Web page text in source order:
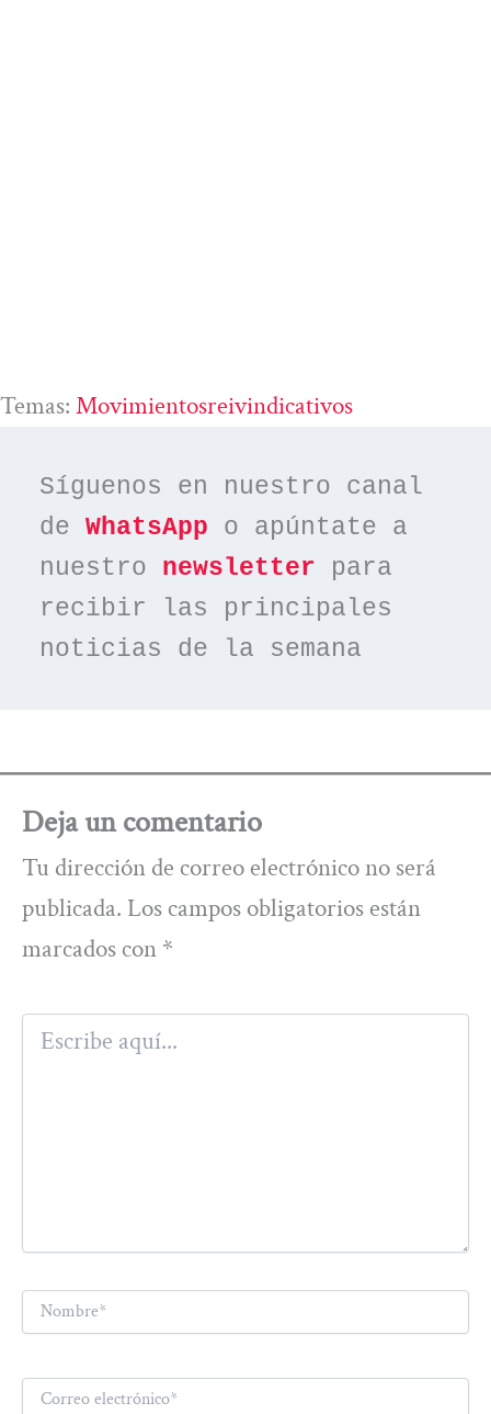
Temas: Movimientosreivindicativos
Síguenos en nuestro canal
de WhatsApp o apúntate a
nuestro newsletter para
recibir las principales
noticias de la semana
Deja un comentario
Tu dirección de correo electrónico no será
publicada. Los campos obligatorios están
marcados con *
Escribe
aquí...
Nombre*
Correo
electrónico*